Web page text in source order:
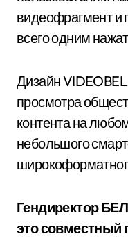
видеофрагмент и
всего одним
Дизайн
просмотра
контента на
небольшого
Гендиректор
это совместный